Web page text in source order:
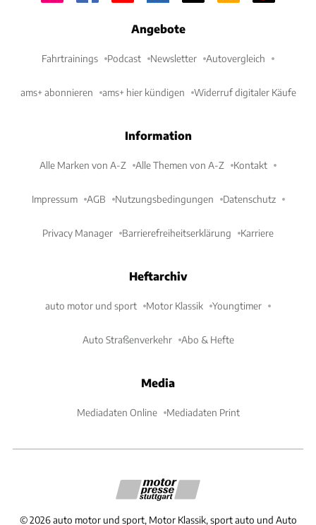
Angebote
Fahrtrainings Podcast Newsletter Autovergleich
ams+ abonnieren ams+ hier kündigen Widerruf digitaler Käufe
Information
Alle Marken von A-Z Alle Themen von A-Z Kontakt
Impressum AGB Nutzungsbedingungen Datenschutz
Privacy Manager Barrierefreiheitserklärung Karriere
Heftarchiv
auto motor und sport Motor Klassik Youngtimer
Auto Straßenverkehr Abo & Hefte
Media
Mediadaten Online Mediadaten Print
©2026 auto motor und sport, Motor Klassik, sport auto und Auto